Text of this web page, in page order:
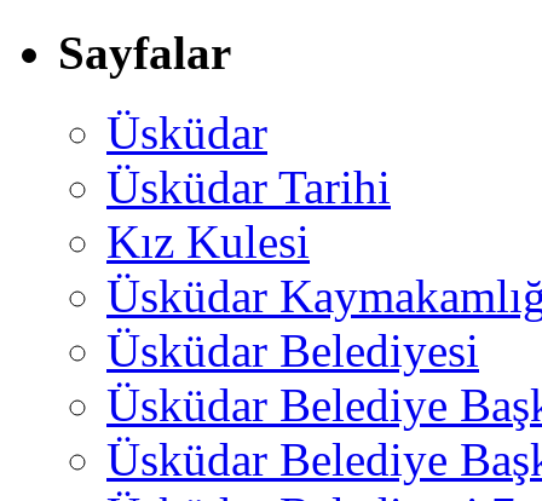
Sayfalar
Üsküdar
Üsküdar Tarihi
Kız Kulesi
Üsküdar
Üsküdar Belediyesi
Üsküdar Belediye
Üsküdar Belediye